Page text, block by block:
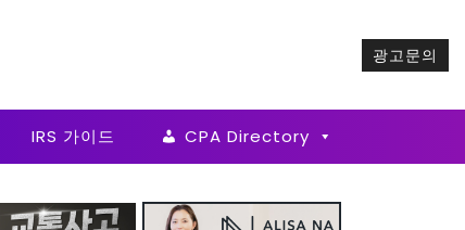
광고문의
IRS 가이드 CPA Directory